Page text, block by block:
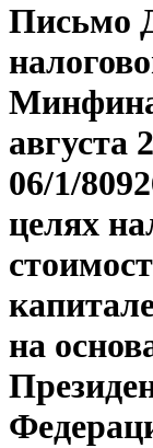
Письмо
августа
06/1/
целях
на